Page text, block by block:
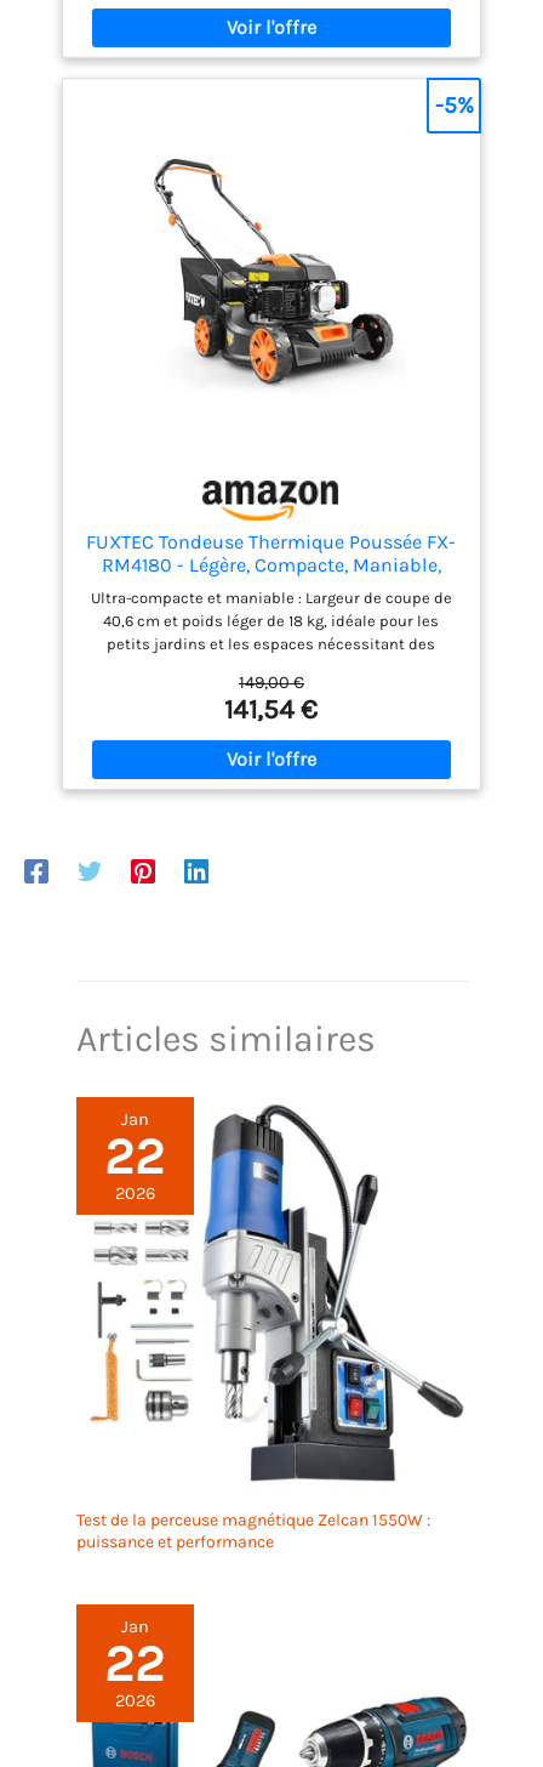
avance seule pour réduire l'effort de poussée et
rendre la tonte plus confortable sur les grands
jardins et les terrains légèrement en pente Largeur
de coupe de 51 cm : couvrez davantage de terrain à
chaque passage et réduisez considérablement le
temps de tonte sur les pelouses de taille moyenne
choisissez entre le mulching, le ramassage dans le
bac, l'éjection arrière ou l'éjection latérale selon les
conditions de tonte et la hauteur de l'herbe Bac de
ramassage grande capacité de 60 L et carter en
acier robuste : moins d'interruptions pour le vidage,
excellente durabilité et performances fiables
saison après saison Garantie Hyundai 3 ans pour
usage domestique et 1 an pour usage professionnel
pour une tranquillité d'esprit totale
FUXTEC Tondeuse Thermique Poussée FX-
RM4180 - Légère, Compacte, Maniable,
Bon Rapport Qualité-Prix - Largeur de
Coupe 40,6cm - bac de ramassage 45L
Ultra-compacte et maniable : Largeur de coupe de
40,6 cm et poids léger de 18 kg, idéale pour les
petits jardins et les espaces nécessitant des
moteur 4 temps OHV de 80 cm³, développant
1300W, cette tondeuse est parfaite pour entretenir
efficacement les petites surfaces et les pelouses
planes. Robuste et légère : Carrosserie en plastique
noir mat ultraléger, durable et facile à manipuler.
permettant d’ajuster la tonte selon la nature de
149,00 €
141,54 €
-5%
Articles similaires
Jan
22
2026
Test de la perceuse magnétique Zelcan 1550W :
puissance et performance
Jan
22
2026